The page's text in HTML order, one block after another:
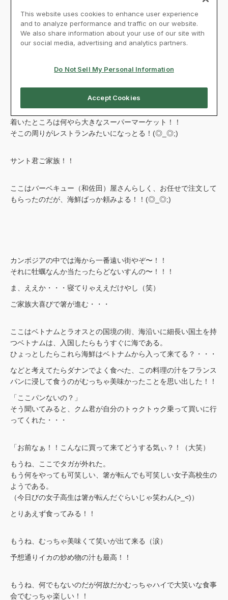
着いたところは何やら大きなスーパーマーケット！！
そこの周りがレストランみたいになっとる！(◎_◎;)
サント君ご家族！！
ここはバーベキュー（和佐田）屋さんらしく、お任せで注文して
もらったのだが、海鮮ばっか頼みよる！！(◎_◎;)
カンボジアの中では海から一番遠い街やぞ〜！！
それに牡蠣なんか当たったらどないすんの〜！！！
ま、ええか・・・寝てりゃええだけやし（笑）
ご家族大喜びで箸が進む・・・
ここはベトナムとラオスとの国境の街、海沿いに細長い国土を持
つベトナムは、入国したらもうすぐに海である。
ひょっとしたらこれら海鮮はベトナムから入って来てる？・・・
などと考えてたらダナンでよく食べた、この料理の汁をフランス
パンに浸して食うのがむっちゃ美味かったことを思い出した！！
「ここパンないの？」
そう聞いてみると、クム君が自分のトゥクトゥク乗って買いに行
ってくれた・・・
「お前なぁ！！こんなに買って来てどうする気ぃ？！（大笑）
もうね、ここでタガが外れた。
もう何をやっても可笑しい、箸が転んでも可笑しい女子高校生の
ようである。
（今日びの女子高生は箸が転んだぐらいじゃ笑わん(>_<)）
とりあえず食ってみる！！
もうね、むっちゃ美味くて笑いが出て来る（涙）
予想通りイカの炒め物の汁も最高！！
もうね、何でもないのだが何故だかむっちゃハイで大笑いな食事
会でむっちゃ楽しい！！